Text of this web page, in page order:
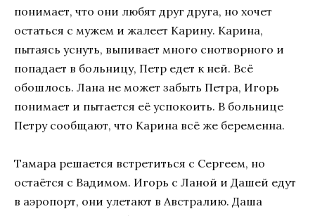
понимает, что они любят друг друга, но хочет
остаться с мужем и жалеет Карину. Карина,
пытаясь уснуть, выпивает много снотворного и
попадает в больницу, Петр едет к ней. Всё
обошлось. Лана не может забыть Петра, Игорь
понимает и пытается её успокоить. В больнице
Петру сообщают, что Карина всё же беременна.
Тамара решается встретиться с Сергеем, но
остаётся с Вадимом. Игорь с Ланой и Дашей едут
в аэропорт, они улетают в Австралию. Даша